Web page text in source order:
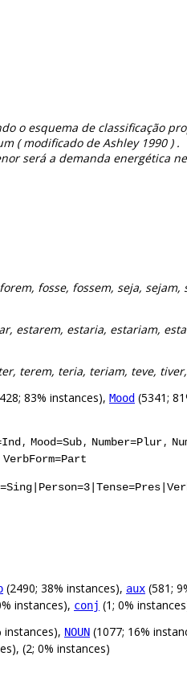
o esquema de classificação
( modificado de Ashley 1990 ) .
será a demanda energética
fosse, fossem, seja, sejam,
estarem, estaria, estariam,
terem, teria, teriam, teve,
83% instances), Mood (5341;
, Mood=Sub, Number=Plur,
VerbForm=Part
(2490; 38% instances), aux (581;
instances), conj (1; 0%
instances), NOUN (1077; 16%
(2; 0% instances)